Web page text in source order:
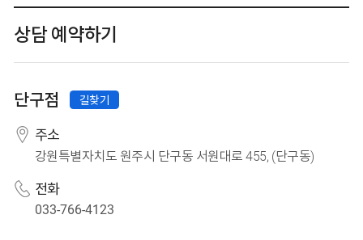
상담 예약하기
단구점
단구점 길찾기
주소
강원특별자치도 원주시 단구동 서원대로 455, (단구동)
전화
033-766-4123